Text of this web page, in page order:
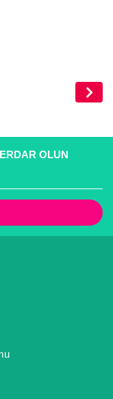
OLUN